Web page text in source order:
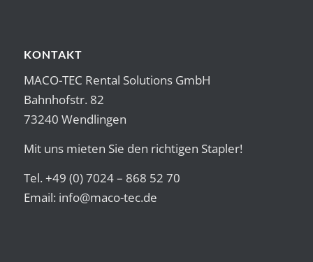
KONTAKT
MACO-TEC Rental Solutions GmbH
Bahnhofstr. 82
73240 Wendlingen
Mit uns mieten Sie den richtigen Stapler!
Tel. +49 (0) 7024 – 868 52 70
Email: info@maco-tec.de